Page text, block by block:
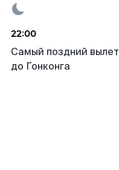
22:00
Самый поздний вылет
до Гонконга